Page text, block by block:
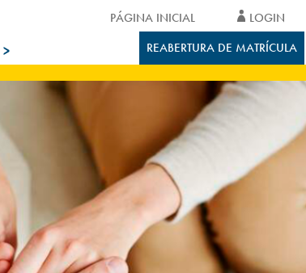
> REABERTURA DE MATRÍCULA
PÁGINA INICIAL LOGIN